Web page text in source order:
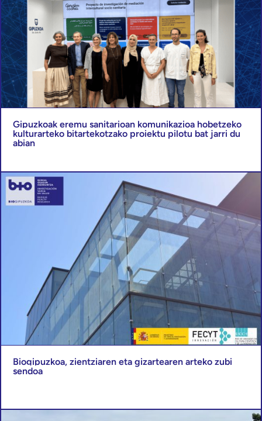
Gipuzkoak eremu sanitarioan komunikazioa hobetzeko
kulturarteko bitartekotzako proiektu pilotu bat jarri du
abian
Biogipuzkoa, zientziaren eta gizartearen arteko zubi
sendoa